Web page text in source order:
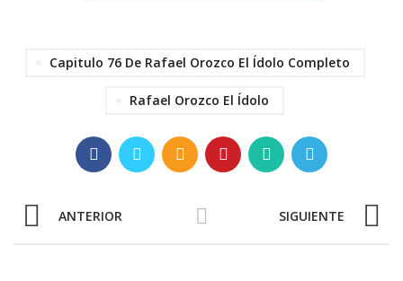
Capitulo 76 De Rafael Orozco El Ídolo Completo
Rafael Orozco El Ídolo
ANTERIOR SIGUIENTE